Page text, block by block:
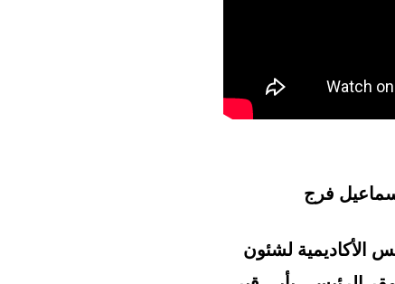
فرج
الأكاديمية لشئون